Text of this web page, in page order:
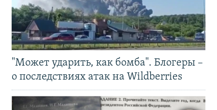
"Может ударить, как бомба". Блогеры –
о последствиях атак на Wildberries